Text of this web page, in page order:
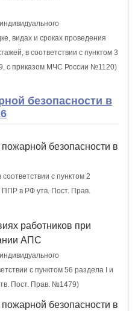
видах и сроках проведения
в соответствии с пунктом 3
с приказом МЧС России №1120)
безопасности в
безопасности в
с пунктом 2
ППР в РФ утв. Пост. Прав.
работников при
АПС
с пунктом 56 раздела I и
Пост. Прав. №1479)
безопасности в